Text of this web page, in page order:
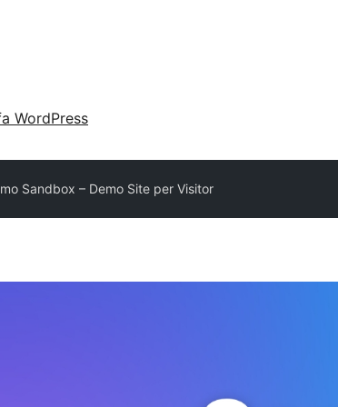
WordPress
Sandbox – Demo Site per Visitor